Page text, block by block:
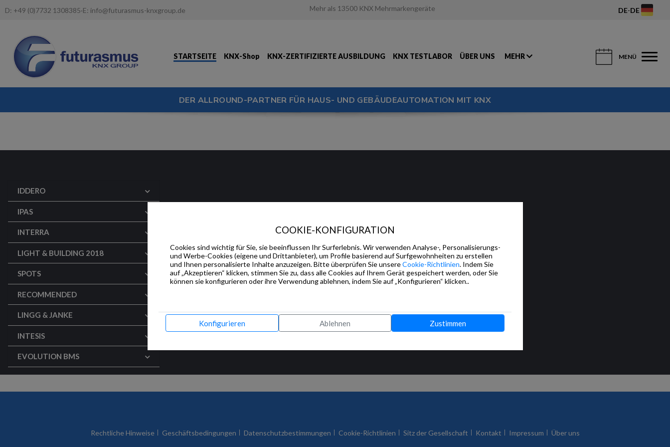
D: +49 (0)7732 1308385·E: info@futurasmus-knxgroup.de Mehr als 13500 KNX Mehrmarkengeräte DE-DE
STARTSEITE KNX-Shop KNX-ZERTIFIZIERTE AUSBILDUNG KNX TESTLABOR ÜBER UNS MEHR MENÜ
DER ALLROUND-PARTNER FÜR HAUS- UND GEBÄUDEAUTOMATION MIT KNX
IDDERO
IPAS
INTERRA
LIGHT & BUILDING 2018
SPOTS
RECOMMENDED
LINGG & JANKE
INTESIS
EVOLUTION BMS
Rechtliche Hinweise Geschäftsbedingungen Datenschutzbestimmungen Cookie-Richtlinien Sitz der Gesellschaft Kontakt Impressum Über uns
COOKIE-KONFIGURATION
Cookies sind wichtig für Sie, sie beeinflussen Ihr Surferlebnis. Wir verwenden Analyse-, Personalisierungs-
und Werbe-Cookies (eigene und Drittanbieter), um Profile basierend auf Surfgewohnheiten zu erstellen
und Ihnen personalisierte Inhalte anzuzeigen. Bitte überprüfen Sie unsereCookie-Richtlinien. Indem Sie
auf „Akzeptieren“ klicken, stimmen Sie zu, dass alle Cookies auf Ihrem Gerät gespeichert werden, oder Sie
können sie konfigurieren oder ihre Verwendung ablehnen, indem Sie auf „Konfigurieren“ klicken..
Konfigurieren Ablehnen Zustimmen